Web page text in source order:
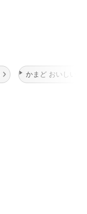
かまど おいしい